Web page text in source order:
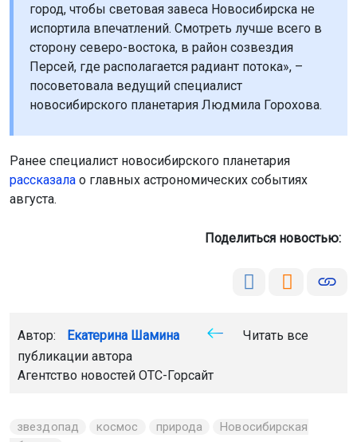
город, чтобы световая завеса Новосибирска не
испортила впечатлений. Смотреть лучше всего в
сторону северо-востока, в район созвездия
Персей, где располагается радиант потока», –
посоветовала ведущий специалист
новосибирского планетария Людмила Горохова.
Ранее специалист новосибирского планетария
рассказала о главных астрономических событиях
августа.
Поделиться новостью:
Автор: Екатерина Шамина
Читать все
публикации автора
Агентство новостей ОТС-Горсайт
звездопад космос природа
Новосибирская